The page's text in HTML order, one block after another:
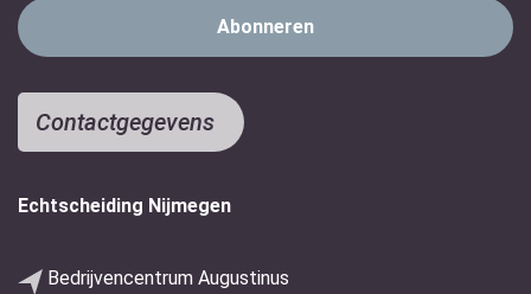
Contactgegevens
Echtscheiding Nijmegen
Bedrijvencentrum Augustinus